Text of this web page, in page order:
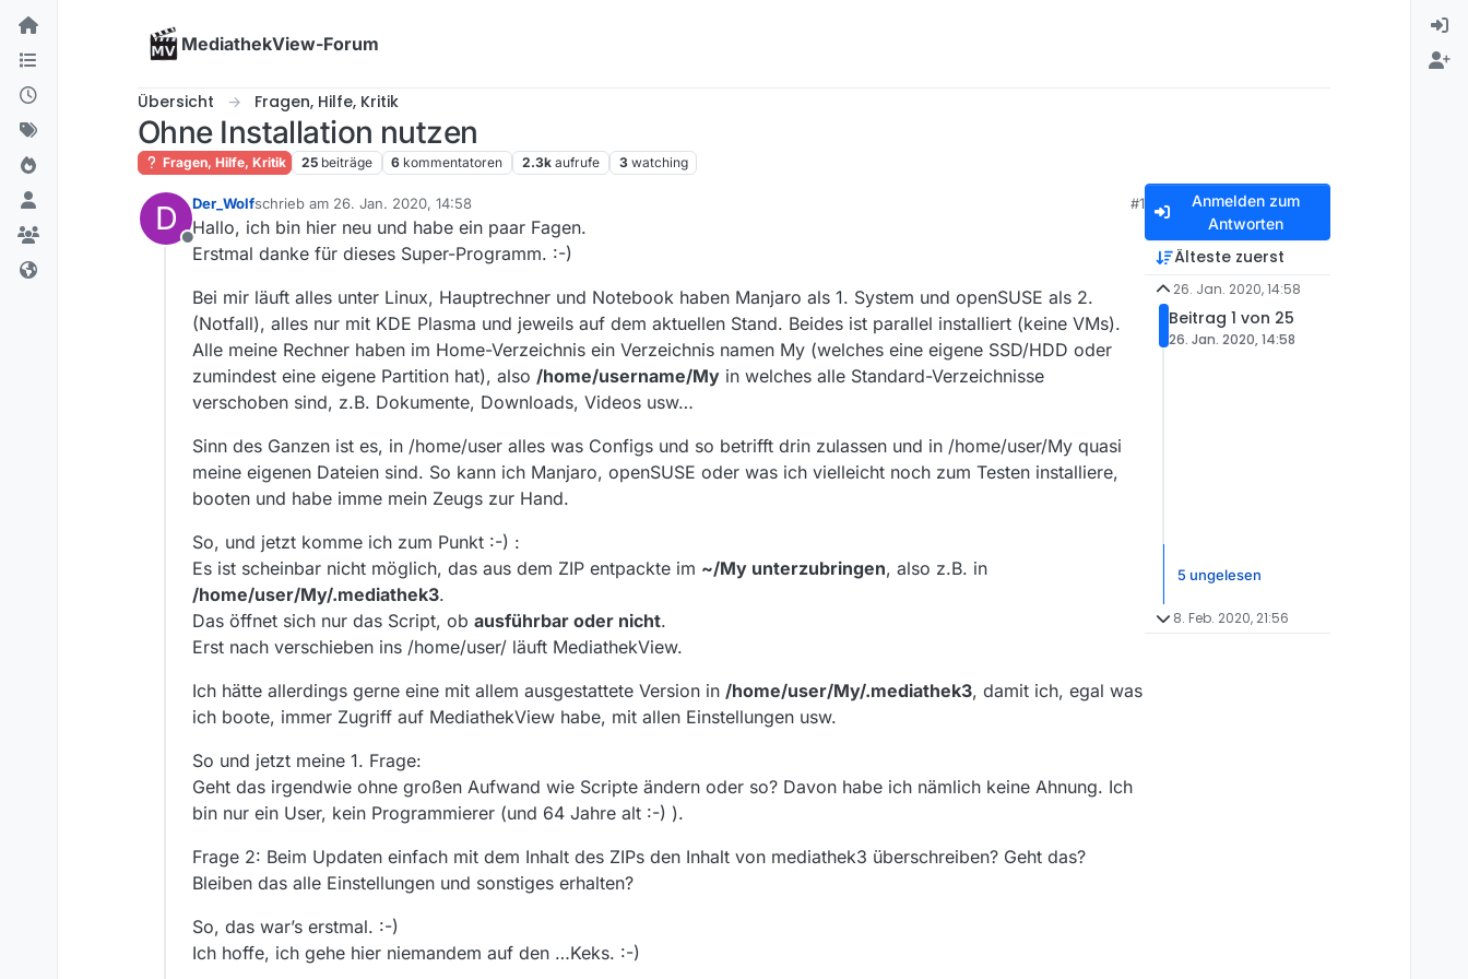
Skip to content
MediathekView-Forum
Übersicht Fragen, Hilfe, Kritik
Ohne Installation nutzen
Fragen, Hilfe, Kritik 25 beiträge 6 kommentatoren 2.3k aufrufe 3 watching
D
Offline
Der_Wolfschrieb am 26. Jan. 2020, 14:58
zuletzt editiert von
#1
Hallo, ich bin hier neu und habe ein paar Fagen.
Erstmal danke für dieses Super-Programm. :-)
Bei mir läuft alles unter Linux, Hauptrechner und Notebook haben Manjaro als 1. System und openSUSE als 2.
(Notfall), alles nur mit KDE Plasma und jeweils auf dem aktuellen Stand. Beides ist parallel installiert (keine VMs).
Alle meine Rechner haben im Home-Verzeichnis ein Verzeichnis namen My (welches eine eigene SSD/HDD oder
zumindest eine eigene Partition hat), also /home/username/My in welches alle Standard-Verzeichnisse
verschoben sind, z.B. Dokumente, Downloads, Videos usw…
Sinn des Ganzen ist es, in /home/user alles was Configs und so betrifft drin zulassen und in /home/user/My quasi
meine eigenen Dateien sind. So kann ich Manjaro, openSUSE oder was ich vielleicht noch zum Testen installiere,
booten und habe imme mein Zeugs zur Hand.
So, und jetzt komme ich zum Punkt :-) :
Es ist scheinbar nicht möglich, das aus dem ZIP entpackte im ~/My unterzubringen, also z.B. in
/home/user/My/.mediathek3.
Das öffnet sich nur das Script, ob ausführbar oder nicht.
Erst nach verschieben ins /home/user/ läuft MediathekView.
Ich hätte allerdings gerne eine mit allem ausgestattete Version in /home/user/My/.mediathek3, damit ich, egal was
ich boote, immer Zugriff auf MediathekView habe, mit allen Einstellungen usw.
So und jetzt meine 1. Frage:
Geht das irgendwie ohne großen Aufwand wie Scripte ändern oder so? Davon habe ich nämlich keine Ahnung. Ich
bin nur ein User, kein Programmierer (und 64 Jahre alt :-) ).
Frage 2: Beim Updaten einfach mit dem Inhalt des ZIPs den Inhalt von mediathek3 überschreiben? Geht das?
Bleiben das alle Einstellungen und sonstiges erhalten?
So, das war’s erstmal. :-)
Ich hoffe, ich gehe hier niemandem auf den …Keks. :-)
Anmelden zum
Antworten
Älteste zuerst
26. Jan. 2020, 14:58
Beitrag 1 von 25
26. Jan. 2020, 14:58
5 ungelesen
8. Feb. 2020, 21:56